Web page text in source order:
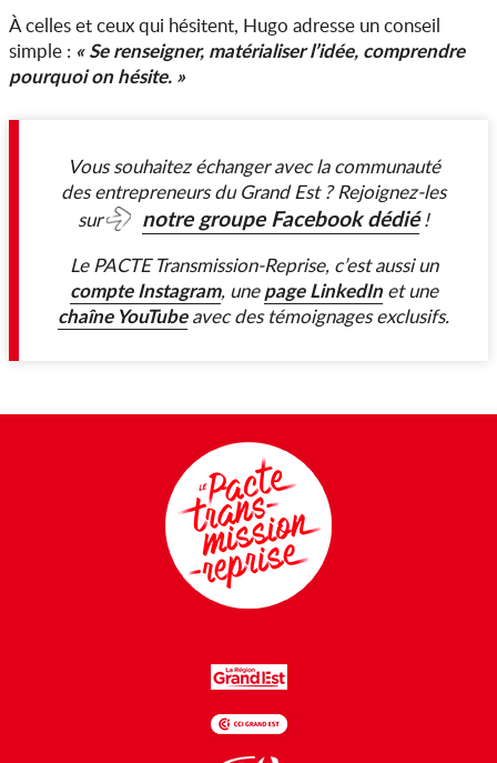
À celles et ceux qui hésitent, Hugo adresse un conseil
simple : « Se renseigner, matérialiser l’idée, comprendre
pourquoi on hésite. »
Vous souhaitez échanger avec la communauté
des entrepreneurs du Grand Est ? Rejoignez-les
sur
notre groupe Facebook dédié!
Le PACTE Transmission-Reprise, c’est aussi un
compte Instagram, unepage LinkedInet une
chaîne YouTubeavec des témoignages exclusifs.